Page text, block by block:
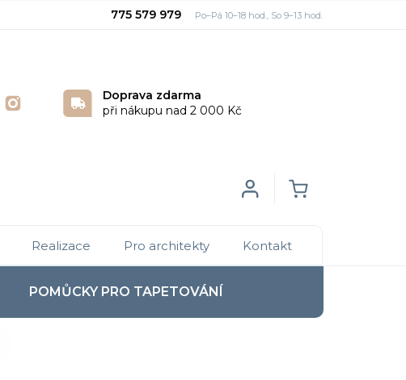
775 579 979
Doprava zdarma
při nákupu nad 2 000 Kč
Login
POMŮCKY PRO TAPETOVÁNÍ
Realizace Pro architekty Kontakt